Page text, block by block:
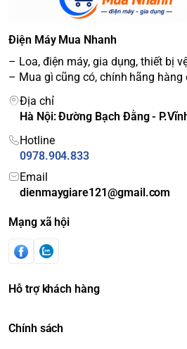
Điện Máy Mua Nhanh
– Loa, điện máy, gia dụng, thiết bị
– Mua gì cũng có, chính hãng hàng
Địa chỉ
Hà Nội: Đường Bạch Đằng -
Hotline
0978.904.833
Email
dienmaygiare121@gmail.com
Mạng xã hội
Hỗ trợ khách hàng
Chính sách